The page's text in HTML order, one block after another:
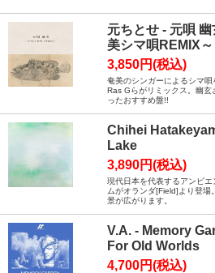
元ちとせ - 元唄
美シマ唄REMIX～
3,850円(税込)
奄美のシンガーによるシマ唄
Ras Gらがリミックス。幽玄
ったおすすめ盤!!
Chihei
Lake
3,890円(税込)
現代日本を代表するアンビ
ムがオランダ[Field]より登場
景が広がります。
V.A. - Memory
For Old Worlds
4,700円(税込)